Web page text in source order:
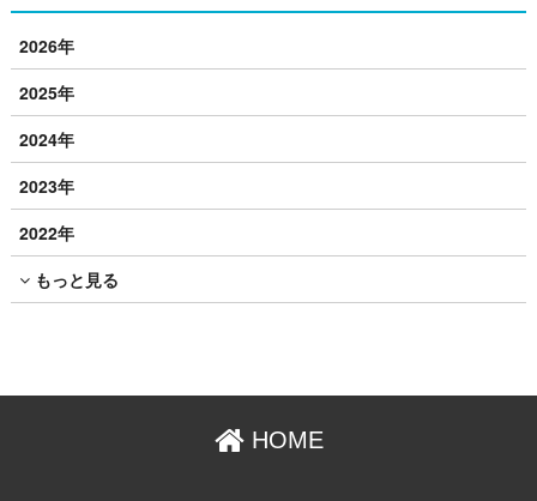
2026年
2025年
2024年
2023年
2022年
もっと見る
HOME